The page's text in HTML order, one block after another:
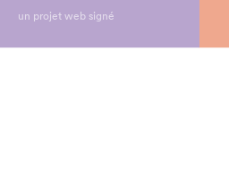
un projet web signé